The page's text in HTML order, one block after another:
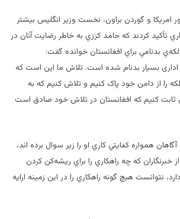
امريكا و گوردن براون، نخست وزير انگليس بيشتر
تأكيد كردند كه حامد كرزي به خاطر رضايت آنان در
بدنامي براي افغانستان خوانده گفت:
اداری بسیار بدنام شده است. تلاش ما این است که
را از دامن خود پاک کنیم و تلاش کنیم که به
ثابت کنیم که افغانستان در تلاش خود صادق است
همواره كفايتي كاري او را زير سوال برده اند،‌
كه چه راهكاري را براي ريشه‌كن كردن
نتوانست هيچ گونه راهكاري را در اين زمينه ارايه